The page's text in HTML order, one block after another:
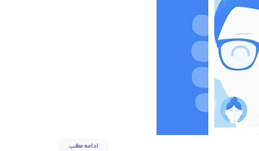
ادامه مطلب